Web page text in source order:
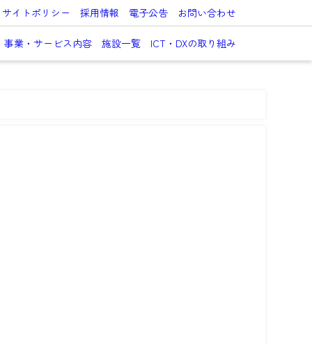
サイトポリシー 採用情報 電子公告 お問い合わせ
事業・サービス内容 施設一覧 ICT・DXの取り組み